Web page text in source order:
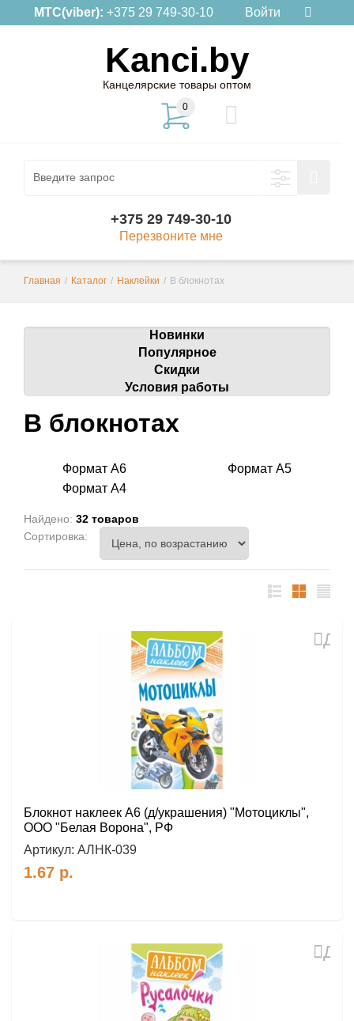
МТС(viber): +375 29 749-30-10 Войти
Kanci.by
Канцелярские товары оптом
0
+375 29 749-30-10
Перезвоните мне
Главная / Каталог / Наклейки / В блокнотах
Новинки
Популярное
Скидки
Условия работы
В блокнотах
Формат А6
Формат А5
Формат А4
Найдено: 32 товаров
Сортировка:
Блокнот наклеек А6 (д/украшения) "Мотоциклы",
ООО "Белая Ворона", РФ
Артикул: АЛНК-039
1.67 р.